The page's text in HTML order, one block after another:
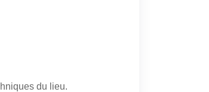
du lieu.